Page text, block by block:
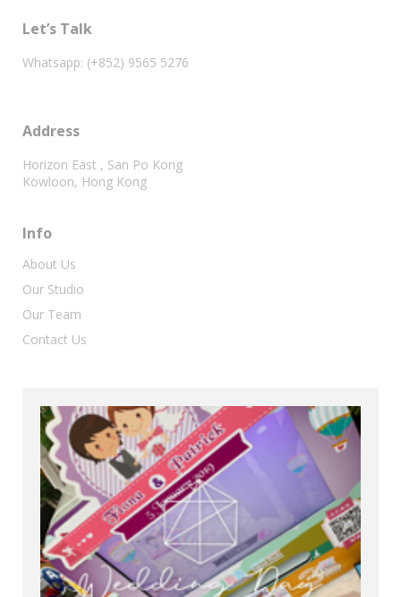
Let’s Talk
Whatsapp: (+852) 9565 5276
Address
Horizon East , San Po Kong
Kowloon, Hong Kong
Info
About Us
Our Studio
Our Team
Contact Us